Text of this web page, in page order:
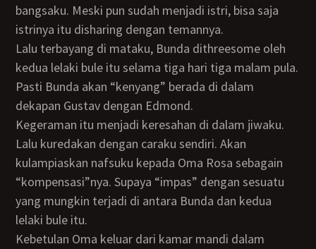
bangsaku. Meski pun sudah menjadi istri, bisa saja
istrinya itu disharing dengan temannya.
Lalu terbayang di mataku, Bunda dithreesome oleh
kedua lelaki bule itu selama tiga hari tiga malam pula.
Pasti Bunda akan “kenyang” berada di dalam
dekapan Gustav dengan Edmond.
Kegeraman itu menjadi keresahan di dalam jiwaku.
Lalu kuredakan dengan caraku sendiri. Akan
kulampiaskan nafsuku kepada Oma Rosa sebagain
“kompensasi”nya. Supaya “impas” dengan sesuatu
yang mungkin terjadi di antara Bunda dan kedua
lelaki bule itu.
Kebetulan Oma keluar dari kamar mandi dalam